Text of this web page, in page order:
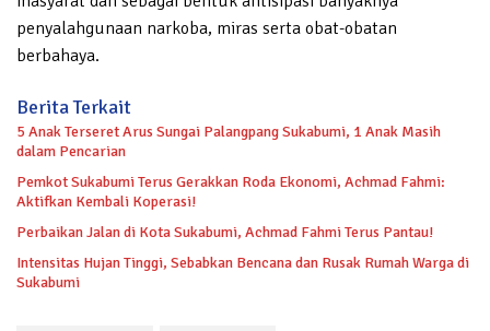
penyalahgunaan narkoba, miras serta obat-obatan
berbahaya.
Berita Terkait
5 Anak Terseret Arus Sungai Palangpang Sukabumi, 1 Anak Masih
dalam Pencarian
Pemkot Sukabumi Terus Gerakkan Roda Ekonomi, Achmad Fahmi:
Aktifkan Kembali Koperasi!
Perbaikan Jalan di Kota Sukabumi, Achmad Fahmi Terus Pantau!
Intensitas Hujan Tinggi, Sebabkan Bencana dan Rusak Rumah Warga di
Sukabumi